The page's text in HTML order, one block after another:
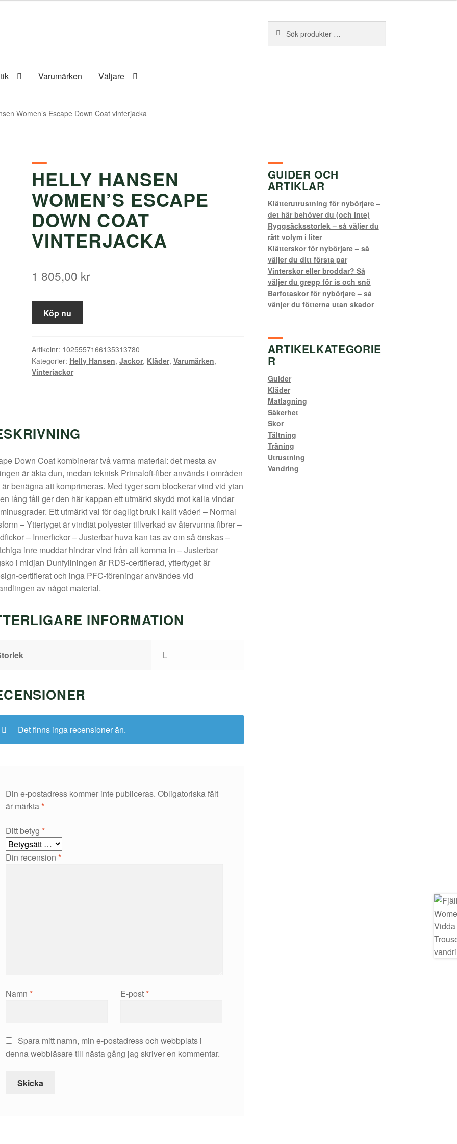
efter:
Varumärken Väljare
Women’s Escape Down Coat vinterjacka
HELLY HANSEN
WOMEN’S ESCAPE
DOWN COAT
VINTERJACKA
1 805,00 kr
Köp nu
Artikelnr: 1025557166135313780
Kategorier: Helly Hansen,Jackor, Kläder,Varumärken,
Vinterjackor
Down Coat kombinerar två varma material: det mesta av
är äkta dun, medan teknisk Primaloft-fiber används i områden
benägna att komprimeras. Med tyger som blockerar vind vid ytan
lång fåll ger den här kappan ett utmärkt skydd mot kalla vindar
Ett utmärkt val för dagligt bruk i kallt väder! – Normal
– Yttertyget är vindtät polyester tillverkad av återvunna fibrer –
– Innerfickor – Justerbar huva kan tas av om så önskas –
inre muddar hindrar vind från att komma in – Justerbar
i midjan Dunfyllningen är RDS-certifierad, yttertyget är
certifierat och inga PFC-föreningar användes vid
av något material.
INFORMATION
L
Det finns inga recensioner än.
Din e-postadress kommer inte publiceras. Obligatoriska fält
är märkta*
Ditt betyg*
Din recension*
Namn* E-post*
Spara mitt namn, min e-postadress och webbplats i
denna webbläsare till nästa gång jag skriver en kommentar.
GUIDER OCH
ARTIKLAR
Klätterutrustning för nybörjare –
det här behöver du (och inte)
Ryggsäcksstorlek – så väljer du
rätt volym i liter
Klätterskor för nybörjare – så
väljer du ditt första par
Vinterskor eller broddar? Så
väljer du grepp för is och snö
Barfotaskor för nybörjare – så
vänjer du fötterna utan skador
ARTIKELKATEGORIE
R
Guider
Kläder
Matlagning
Säkerhet
Skor
Tältning
Träning
Utrustning
Vandring